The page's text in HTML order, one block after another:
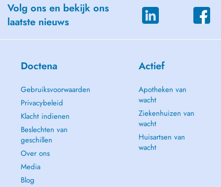
Volg ons en bekijk ons
laatste nieuws
Doctena
Gebruiksvoorwaarden
Privacybeleid
Klacht indienen
Beslechten van
geschillen
Over ons
Media
Blog
Actief
Apotheken van
wacht
Ziekenhuizen van
wacht
Huisartsen van
wacht